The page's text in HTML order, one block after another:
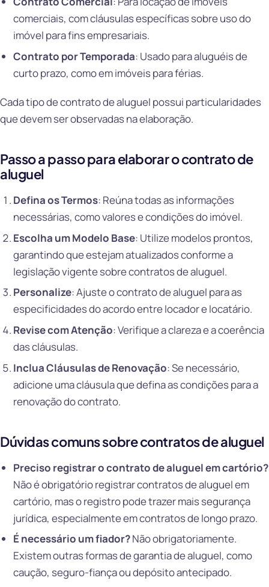
comerciais, com cláusulas específicas sobre uso do
imóvel para fins empresariais.
Contrato por Temporada: Usado para aluguéis de
curto prazo, como em imóveis para férias.
Cada tipo de contrato de aluguel possui particularidades
que devem ser observadas na elaboração.
Passo a passo para elaborar o contrato de
aluguel
Defina os Termos: Reúna todas as informações
necessárias, como valores e condições do imóvel.
Escolha um Modelo Base: Utilize modelos prontos,
garantindo que estejam atualizados conforme a
legislação vigente sobre contratos de aluguel.
Personalize: Ajuste o contrato de aluguel para as
especificidades do acordo entre locador e locatário.
Revise com Atenção: Verifique a clareza e a coerência
das cláusulas.
Inclua Cláusulas de Renovação: Se necessário,
adicione uma cláusula que defina as condições para a
renovação do contrato.
Dúvidas comuns sobre contratos de aluguel
Preciso registrar o contrato de aluguel em cartório?
Não é obrigatório registrar contratos de aluguel em
cartório, mas o registro pode trazer mais segurança
jurídica, especialmente em contratos de longo prazo.
É necessário um fiador?Não obrigatoriamente.
Existem outras formas de garantia de aluguel, como
caução, seguro-fiança ou depósito antecipado.